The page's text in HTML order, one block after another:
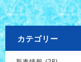
カテゴリー